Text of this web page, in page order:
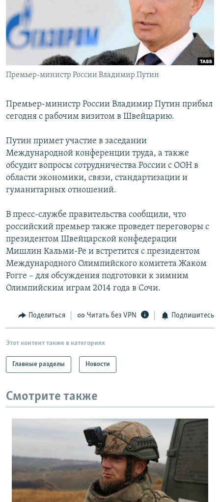
РАСПИСАНИЕ ВЕЩАНИЯ
ПОДПИШИТЕСЬ НА РАССЫЛКУ
СОЦИАЛЬНЫЕ СЕТИ
Все сайты РСЕ/РС
Премьер-министр России Владимир Путин
Премьер-министр России Владимир Путин прибыл
сегодня с рабочим визитом в Швейцарию.
Путин примет участие в заседании
Международной конференции труда, а также
обсудит вопросы сотрудничества России с ООН в
области экономики, связи, стандартизации и
гуманитарных отношений.
В пресс-службе правительства сообщили, что
российский премьер также проведет переговоры с
президентом Швейцарской конфедерации
Мишлин Кальми-Ре и встретится с президентом
Международного Олимпийского комитета Жаком
Рогге – для обсуждения подготовки к зимним
Олимпийским играм 2014 года в Сочи.
Поделиться Читать без VPN Подпишитесь
Этот контент также в категориях
Главные разделы Новости
Смотрите также